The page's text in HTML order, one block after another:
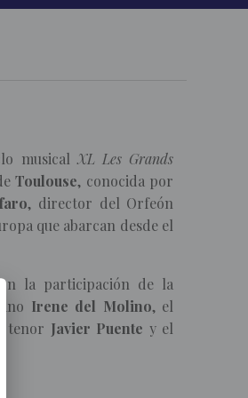
musicalXL Les Grands
Toulouse, conocida por
, director del Orfeón
que abarcan desde el
la participación de la
Irene del Molino, el
el tenor Javier Puente y el